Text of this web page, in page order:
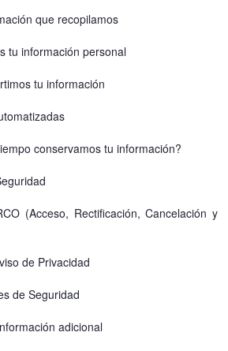
que recopilamos
tu información personal
tu información
conservamos tu información?
(Acceso, Rectificación, Cancelación y
de Privacidad
de Seguridad
adicional